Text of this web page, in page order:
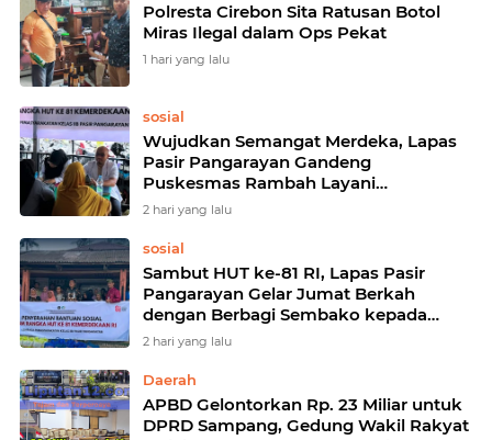
Polresta Cirebon Sita Ratusan Botol
Miras Ilegal dalam Ops Pekat
1 hari yang lalu
sosial
Wujudkan Semangat Merdeka, Lapas
Pasir Pangarayan Gandeng
Puskesmas Rambah Layani
Pemeriksaan Kesehatan Gratis
2 hari yang lalu
sosial
Sambut HUT ke-81 RI, Lapas Pasir
Pangarayan Gelar Jumat Berkah
dengan Berbagi Sembako kepada
Warga Kurang Mampu
2 hari yang lalu
Daerah
APBD Gelontorkan Rp. 23 Miliar untuk
DPRD Sampang, Gedung Wakil Rakyat